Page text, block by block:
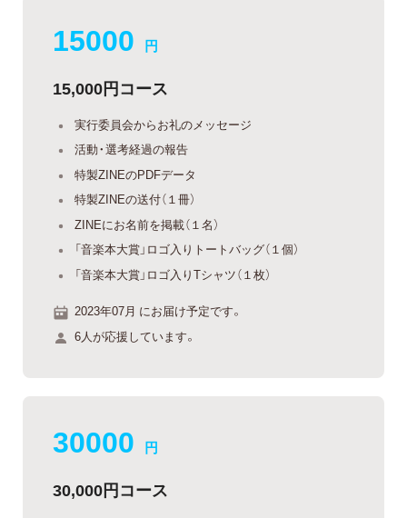
15000 円
15,000円コース
実行委員会からお礼のメッセージ
活動・選考経過の報告
特製ZINEのPDFデータ
特製ZINEの送付（１冊）
ZINEにお名前を掲載（１名）
「音楽本大賞」ロゴ入りトートバッグ（１個）
「音楽本大賞」ロゴ入りTシャツ（１枚）
2023年07月 にお届け予定です。
6人が応援しています。
30000 円
30,000円コース